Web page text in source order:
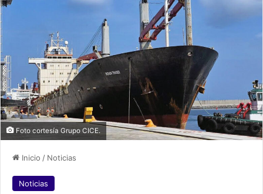
Foto cortesía Grupo CICE.
Inicio / Noticias
Noticias